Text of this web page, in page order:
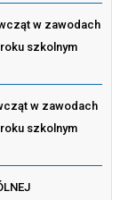
w zawodach
szkolnym
w zawodach
szkolnym